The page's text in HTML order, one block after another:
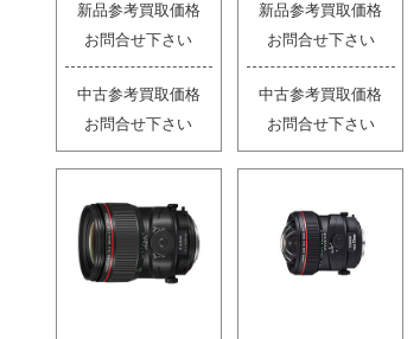
新品参考買取価格
お問合せ下さい
中古参考買取価格
お問合せ下さい
新品参考買取価格
お問合せ下さい
中古参考買取価格
お問合せ下さい